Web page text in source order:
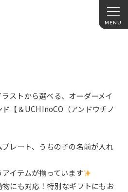
ストから選べる、 オーダーメイ
ド【＆UCHInoCO（アンドウチノ
レート、 うちの子の名前が入れ
イテムが揃っています
にも対応！特別なギフトにもお